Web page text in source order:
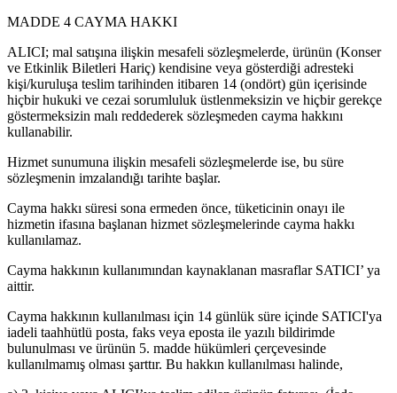
MADDE 4 CAYMA HAKKI
ALICI; mal satışına ilişkin mesafeli sözleşmelerde, ürünün (Konser
ve Etkinlik Biletleri Hariç) kendisine veya gösterdiği adresteki
kişi/kuruluşa teslim tarihinden itibaren 14 (ondört) gün içerisinde
hiçbir hukuki ve cezai sorumluluk üstlenmeksizin ve hiçbir gerekçe
göstermeksizin malı reddederek sözleşmeden cayma hakkını
kullanabilir.
Hizmet sunumuna ilişkin mesafeli sözleşmelerde ise, bu süre
sözleşmenin imzalandığı tarihte başlar.
Cayma hakkı süresi sona ermeden önce, tüketicinin onayı ile
hizmetin ifasına başlanan hizmet sözleşmelerinde cayma hakkı
kullanılamaz.
Cayma hakkının kullanımından kaynaklanan masraflar SATICI’ ya
aittir.
Cayma hakkının kullanılması için 14 günlük süre içinde SATICI'ya
iadeli taahhütlü posta, faks veya eposta ile yazılı bildirimde
bulunulması ve ürünün 5. madde hükümleri çerçevesinde
kullanılmamış olması şarttır. Bu hakkın kullanılması halinde,